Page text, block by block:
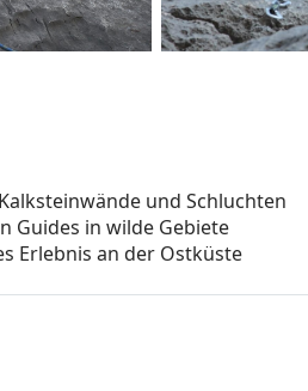
und Schluchten
Guides in wilde Gebiete
Erlebnis an der Ostküste